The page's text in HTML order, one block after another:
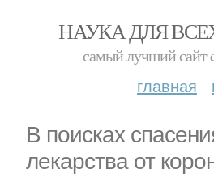
НАУКА ДЛЯ
самый лучший сайт
главная
В поисках
лекарства от